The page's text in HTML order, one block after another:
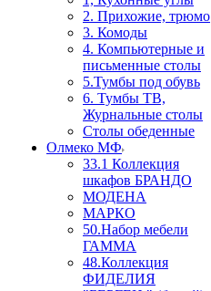
2. Прихожие, трюмо
3. Комоды
4. Компьютерные и
письменные столы
5.Тумбы под обувь
6. Тумбы ТВ,
Журнальные столы
Столы обеденные
Олмеко МФ
33.1 Коллекция
шкафов БРАНДО
МОДЕНА
МАРКО
50.Набор мебели
ГАММА
48.Коллекция
ФИДЕЛИЯ